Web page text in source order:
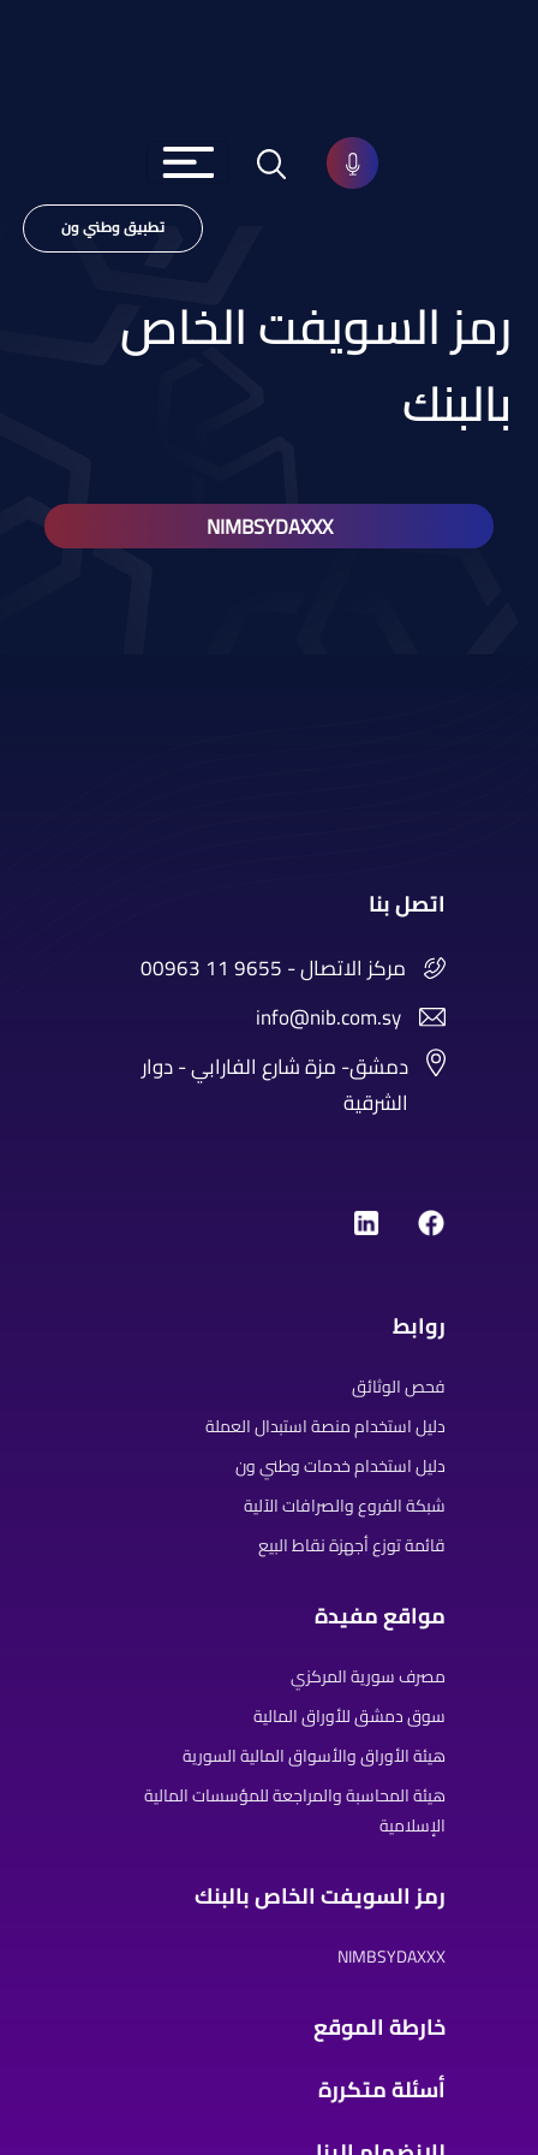
تطبيق وطني ون
رمز السويفت الخاص
بالبنك
NIMBSYDAXXX
اتصل بنا
00963 11 9655 - مركز الاتصال
info@nib.com.sy
دمشق- مزة شارع الفارابي - دوار
الشرقية
روابط
فحص الوثائق
دليل استخدام منصة استبدال العملة
دليل استخدام خدمات وطني ون
شبكة الفروع والصرافات الآلية
قائمة توزع أجهزة نقاط البيع
مواقع مفيدة
مصرف سورية المركزي
سوق دمشق للأوراق المالية
هيئة الأوراق والأسواق المالية السورية
هيئة المحاسبة والمراجعة للمؤسسات المالية
الإسلامية
رمز السويفت الخاص بالبنك
NIMBSYDAXXX
خارطة الموقع
أسئلة متكررة